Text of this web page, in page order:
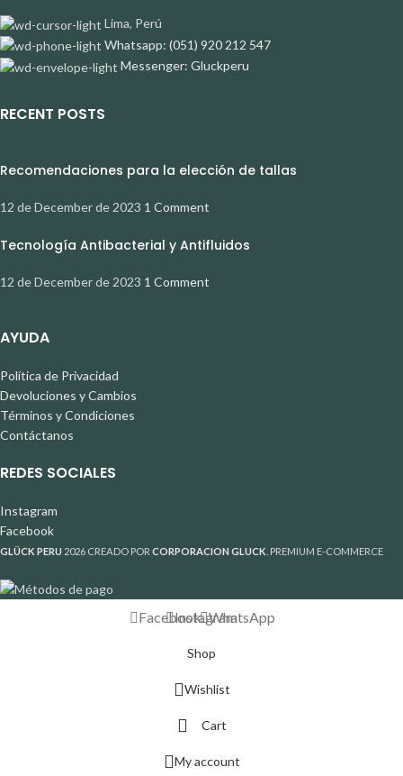
Lima, Perú
Whatsapp: (051) 920 212 547
Messenger: Gluckperu
RECENT POSTS
Recomendaciones para la elección de tallas
12 de December de 2023 1 Comment
Tecnología Antibacterial y Antifluidos
12 de December de 2023 1 Comment
AYUDA
Política de Privacidad
Devoluciones y Cambios
Términos y Condiciones
Contáctanos
REDES SOCIALES
Instagram
Facebook
GLÜCK PERU 2026 CREADO POR CORPORACION GLUCK . PREMIUM E-COMMERCE
FacebookInstagramWhatsApp
Shop
Wishlist
Cart
My account